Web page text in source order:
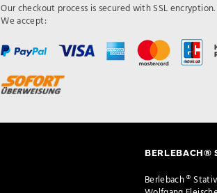
Our checkout process is secured with SSL encryption.
We accept:
BERLEBACH®
Berlebach ®